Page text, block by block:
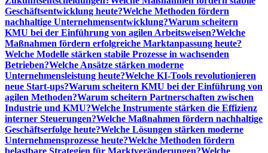
Geschäftsentwicklung heute?Welche Methoden fördern
nachhaltige Unternehmensentwicklung?Warum scheitern
KMU bei der Einführung von agilen Arbeitsweisen?Welche
Maßnahmen fördern erfolgreiche Marktanpassung heute?
Welche Modelle stärken stabile Prozesse in wachsenden
Betrieben?Welche Ansätze stärken moderne
Unternehmensleistung heute?Welche KI-Tools revolutionieren
neue Start-ups?Warum scheitern KMU bei der Einführung von
agilen Methoden?Warum scheitern Partnerschaften zwischen
Industrie und KMU?Welche Instrumente stärken die Effizienz
interner Steuerungen?Welche Maßnahmen fördern nachhaltige
Geschäftserfolge heute?Welche Lösungen stärken moderne
Unternehmensprozesse heute?Welche Methoden fördern
belastbare Strategien für Marktveränderungen?Welche